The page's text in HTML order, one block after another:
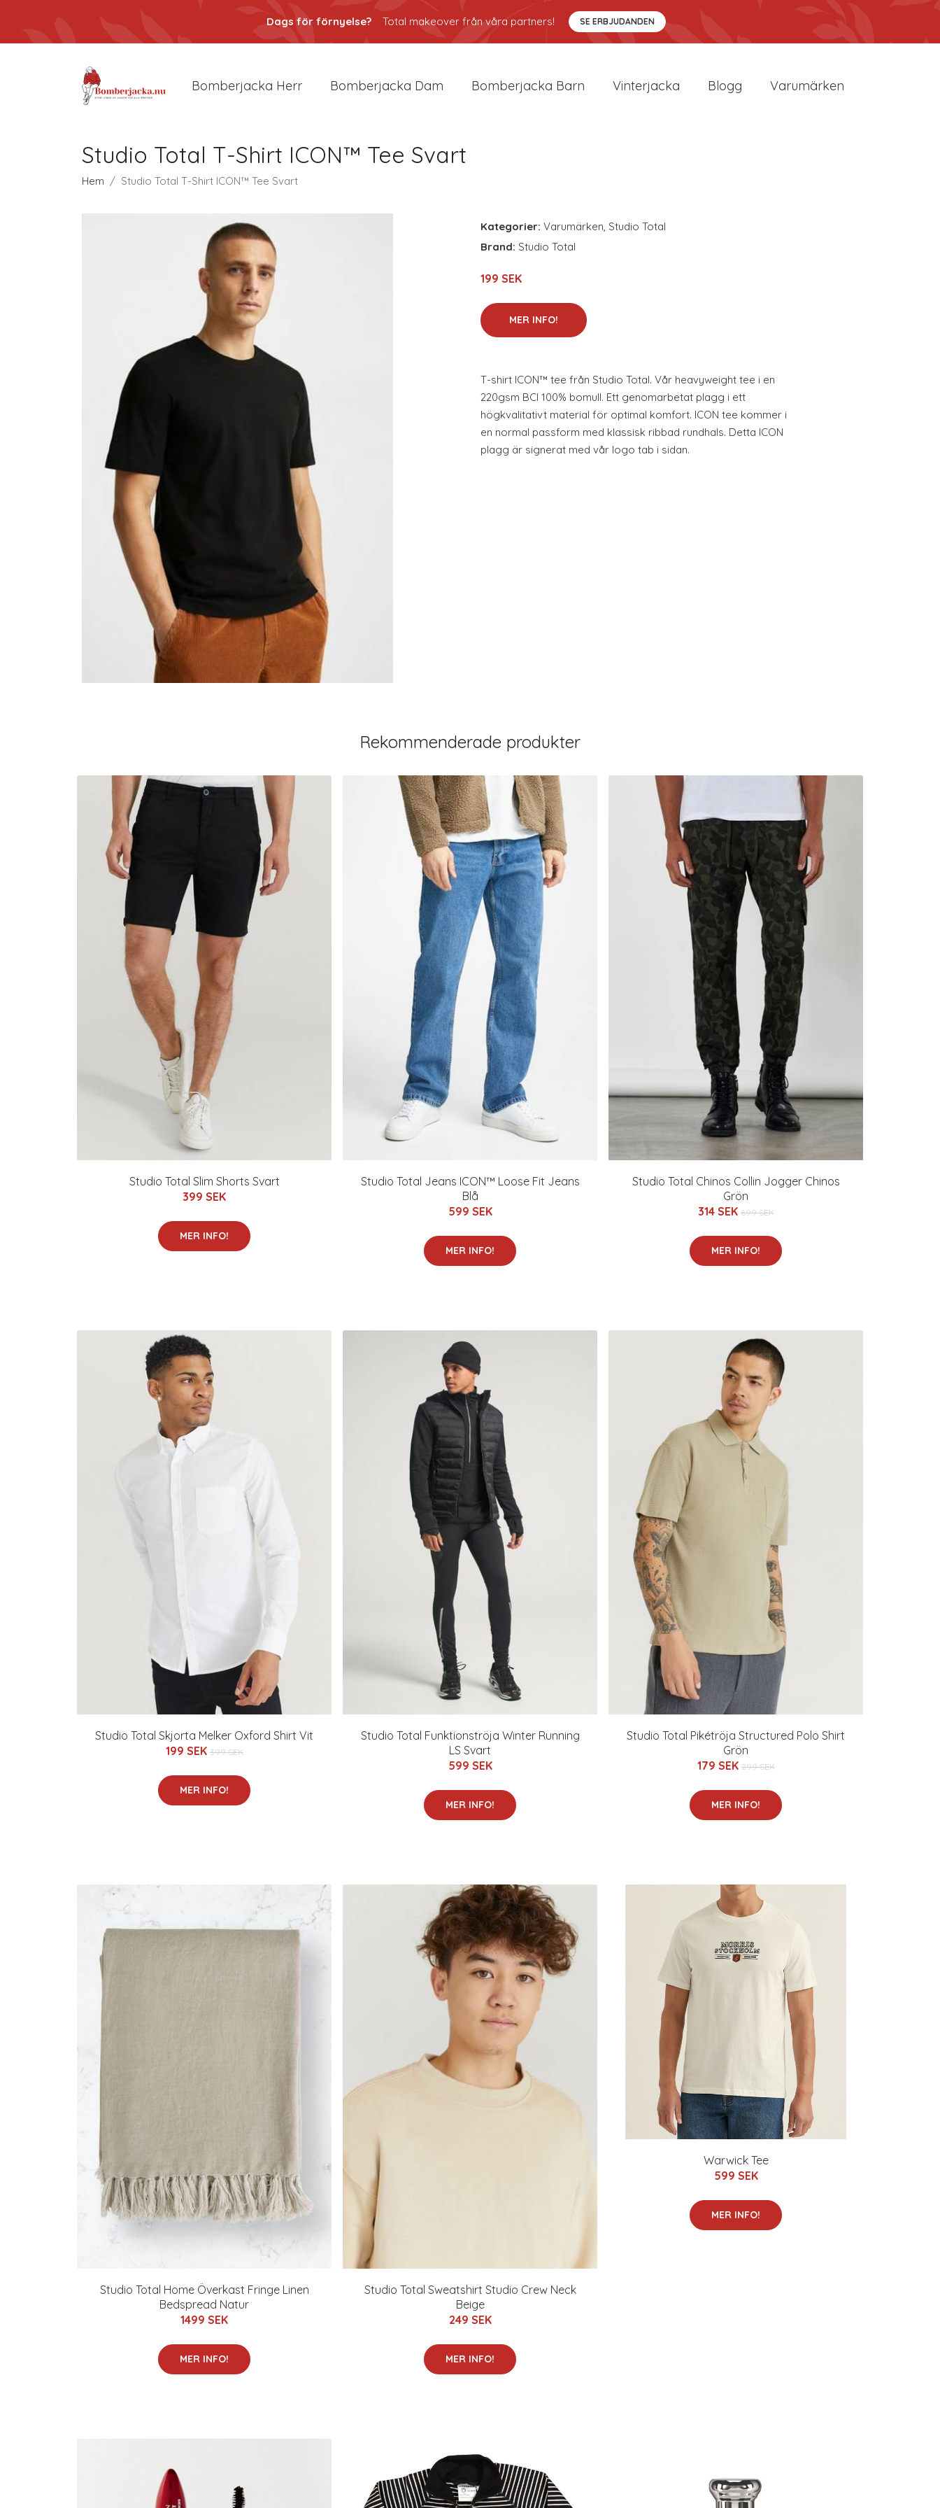
Dags för förnyelse? Total makeover från våra partners! SE ERBJUDANDEN
Bomberjacka Herr Bomberjacka Dam Bomberjacka Barn Vinterjacka Blogg Varumärken
Studio Total T-Shirt ICON™ Tee Svart
Hem Studio Total T-Shirt ICON™ Tee Svart
Kategorier: Varumärken, Studio Total
Brand: Studio Total
199 SEK
MER INFO!
T-shirt ICON™ tee från Studio Total. Vår heavyweight tee i en
220gsm BCI 100% bomull. Ett genomarbetat plagg i ett
högkvalitativt material för optimal komfort. ICON tee kommer i
en normal passform med klassisk ribbad rundhals. Detta ICON
plagg är signerat med vår logo tab i sidan.
Rekommenderade produkter
Studio Total Slim Shorts Svart
399 SEK
MER INFO!
Studio Total Jeans ICON™ Loose Fit Jeans
Blå
599 SEK
MER INFO!
Studio Total Chinos Collin Jogger Chinos
Grön
314 SEK 699 SEK
MER INFO!
Studio Total Skjorta Melker Oxford Shirt Vit
199 SEK 399 SEK
MER INFO!
Studio Total Funktionströja Winter Running
LS Svart
599 SEK
MER INFO!
Studio Total Pikétröja Structured Polo Shirt
Grön
179 SEK 299 SEK
MER INFO!
Studio Total Home Överkast Fringe Linen
Bedspread Natur
1499 SEK
MER INFO!
Studio Total Sweatshirt Studio Crew Neck
Beige
249 SEK
MER INFO!
Warwick Tee
599 SEK
MER INFO!